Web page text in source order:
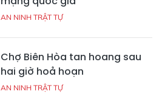
AN NINH TRẬT TỰ
Chợ Biên Hòa tan hoang sau
hai giờ hoả hoạn
AN NINH TRẬT TỰ